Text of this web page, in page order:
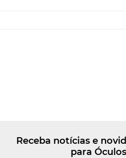
Receba notícias e
para